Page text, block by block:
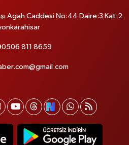
Agah Caddesi No:44 Daire:3 Kat:2
811 8659